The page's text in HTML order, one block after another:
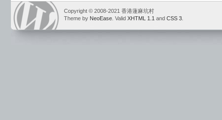
Copyright © 2008-2021 香港蓮麻坑村
Theme by NeoEase . Valid XHTML 1.1 and CSS 3